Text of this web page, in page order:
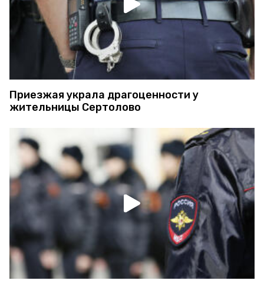
Приезжая украла драгоценности у
жительницы Сертолово